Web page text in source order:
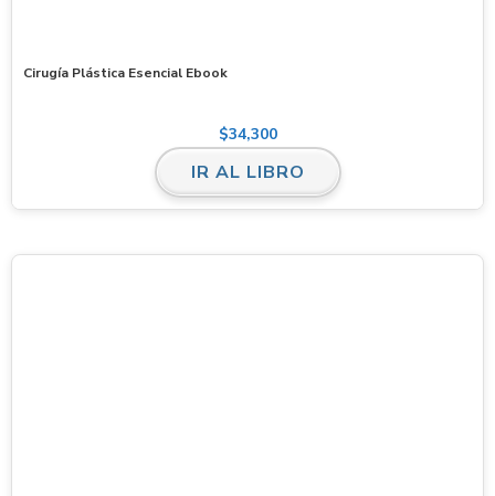
Cirugía Plástica Esencial Ebook
$34,300
IR AL LIBRO